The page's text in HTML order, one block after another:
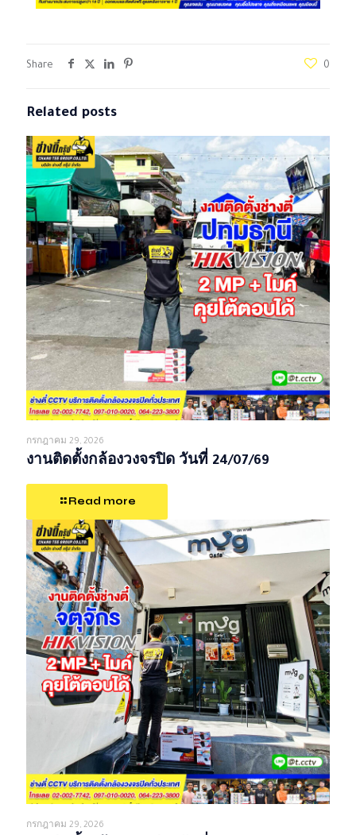
Share 0
Related posts
กรกฎาคม 29, 2026
งานติดตั้งกล้องวงจรปิด วันที่ 24/07/69
Read more
กรกฎาคม 29, 2026